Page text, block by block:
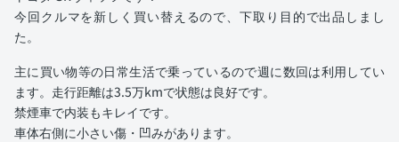
今回クルマを新しく買い替えるので、下取り目的で出品しまし
た。
主に買い物等の日常生活で乗っているので週に数回は利用してい
ます。走行距離は3.5万kmで状態は良好です。
禁煙車で内装もキレイです。
車体右側に小さい傷・凹みがあります。